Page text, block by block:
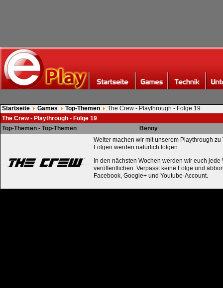
Startseite Games Top-Themen
The Crew - Playthrough - Folge 19
The Crew - Playthrough - Folge 19
Top-Themen - Top-Themen
Benny
Weiter machen wir mit unserem Playthrough zu
Folgen werden natürlich folgen.
In den nächsten Wochen werden wir euch jede
veröffentlichen. Verpasst keine Folge und
Facebook, Google+ und Youtube-Account.